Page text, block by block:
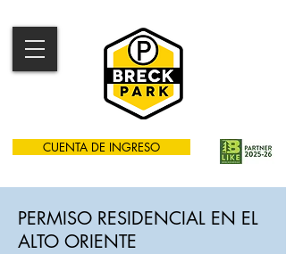
CUENTA DE INGRESO
PERMISO RESIDENCIAL EN EL
ALTO ORIENTE